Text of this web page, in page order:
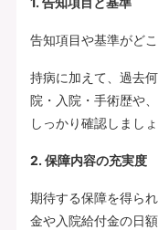
告知項目や基準がど
持病に加えて、過去
院・入院・手術歴や
しっかり確認しましょ
2. 保障内容の充実度
期待する保障を得ら
金や入院給付金の日